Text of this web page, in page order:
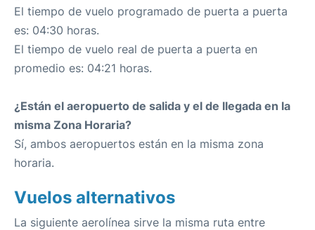
El tiempo de vuelo programado de puerta a puerta
es: 04:30 horas.
El tiempo de vuelo real de puerta a puerta en
promedio es: 04:21 horas.
¿Están el aeropuerto de salida y el de llegada en la
misma Zona Horaria?
Sí, ambos aeropuertos están en la misma zona
horaria.
Vuelos alternativos
La siguiente aerolínea sirve la misma ruta entre